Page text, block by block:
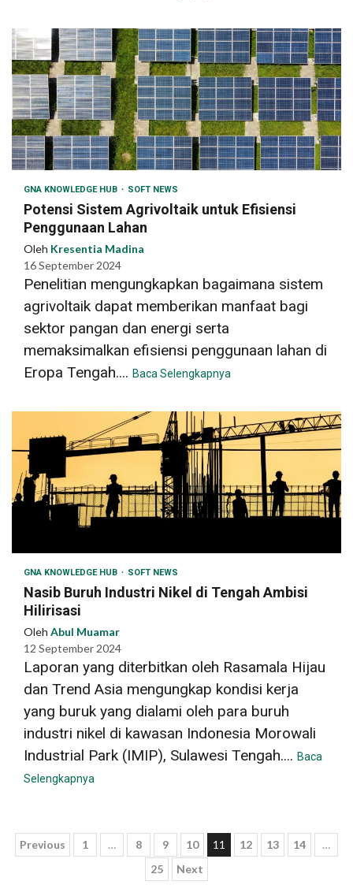
GNA KNOWLEDGE HUB SOFT NEWS
Potensi Sistem Agrivoltaik untuk Efisiensi
Penggunaan Lahan
Oleh Kresentia Madina
16 September 2024
Penelitian mengungkapkan bagaimana sistem
agrivoltaik dapat memberikan manfaat bagi
sektor pangan dan energi serta
memaksimalkan efisiensi penggunaan lahan di
Eropa Tengah.... Baca Selengkapnya
GNA KNOWLEDGE HUB SOFT NEWS
Nasib Buruh Industri Nikel di Tengah Ambisi
Hilirisasi
Oleh Abul Muamar
12 September 2024
Laporan yang diterbitkan oleh Rasamala Hijau
dan Trend Asia mengungkap kondisi kerja
yang buruk yang dialami oleh para buruh
industri nikel di kawasan Indonesia Morowali
Industrial Park (IMIP), Sulawesi Tengah.... Baca
Selengkapnya
Paginasi
Previous 1 … 8 9 10 11 12 13 14
…
25
Next